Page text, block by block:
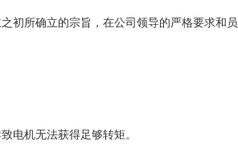
初所确立的宗旨，在公司领导的严格要求和
电机无法获得足够转矩。